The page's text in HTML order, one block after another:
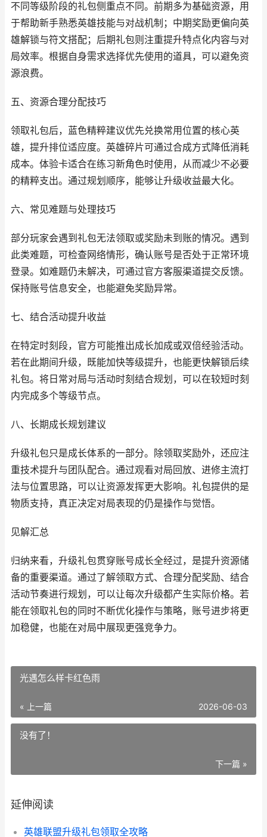
不同等级阶段的礼包侧重点不同。前期多为基础资源，用
于帮助新手熟悉英雄技能与对战机制；中期奖励更偏向英
雄解锁与符文搭配；后期礼包则注重提升特点化内容与对
局效率。根据自身需求选择优先使用的道具，可以避免资
源浪费。
五、资源合理分配技巧
领取礼包后，蓝色精粹建议优先兑换常用位置的核心英
雄，提升排位适应度。英雄碎片可通过合成方式降低消耗
成本。体验卡适合在练习新角色时使用，从而减少不必要
的精粹支出。通过规划顺序，能够让升级收益最大化。
六、常见难题与处理技巧
部分玩家会遇到礼包无法领取或奖励未到账的情况。遇到
此类难题，可检查网络情形，确认账号是否处于正常环境
登录。如难题仍未解决，可通过官方客服渠道提交反馈。
保持账号信息安全，也能避免奖励异常。
七、结合活动提升收益
在特定时刻段，官方可能推出成长加成或双倍经验活动。
若在此期间升级，既能加快等级提升，也能更快解锁后续
礼包。将日常对局与活动时刻结合规划，可以在较短时刻
内完成多个等级节点。
八、长期成长规划建议
升级礼包只是成长体系的一部分。除领取奖励外，还应注
重技术提升与团队配合。通过观看对局回放、进修主流打
法与位置思路，可以让资源发挥更大影响。礼包提供的是
物质支持，真正决定对局表现的仍是操作与觉悟。
见解汇总
归纳来看，升级礼包贯穿账号成长全经过，是提升资源储
备的重要渠道。通过了解领取方式、合理分配奖励、结合
活动节奏进行规划，可以让每次升级都产生实际价格。若
能在领取礼包的同时不断优化操作与策略，账号进步将更
加稳健，也能在对局中展现更强竞争力。
光遇怎么样卡红色雨
« 上一篇 2026-06-03
没有了！
下一篇 »
延伸阅读
英雄联盟升级礼包领取全攻略